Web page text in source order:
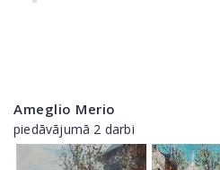
Ameglio Merio
piedāvājumā 2 darbi